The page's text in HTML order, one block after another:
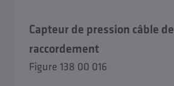
Capteur de pression câble de
raccordement
Figure 138 00 016